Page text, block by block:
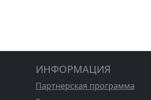
ИНФОРМАЦИЯ
Партнерская программа